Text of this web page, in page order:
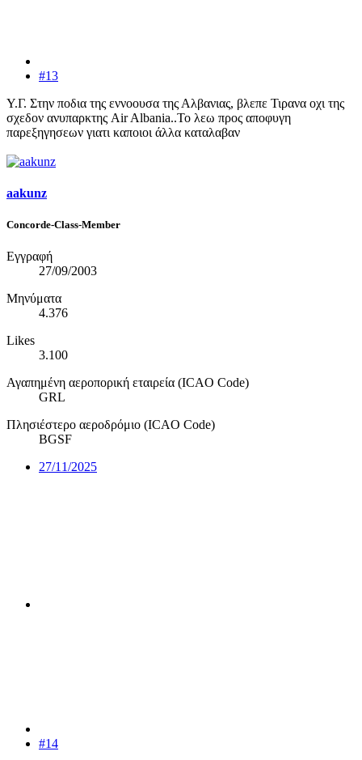
#13
Y.Γ. Στην ποδια της εννοουσα της Αλβανιας, βλεπε Τιρανα οχι της
σχεδον ανυπαρκτης Air Albania..To λεω προς αποφυγη
παρεξηγησεων γιατι καποιοι άλλα καταλαβαν
aakunz
Concorde-Class-Member
Εγγραφή
27/09/2003
Μηνύματα
4.376
Likes
3.100
Αγαπημένη αεροπορική εταιρεία (ICAO Code)
GRL
Πλησιέστερο αεροδρόμιο (ICAO Code)
BGSF
27/11/2025
#14